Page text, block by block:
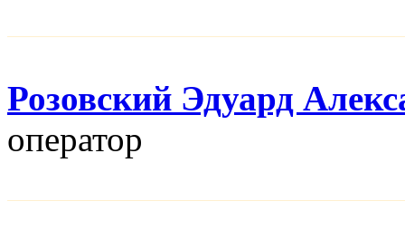
Розовский Эдуард
оператор